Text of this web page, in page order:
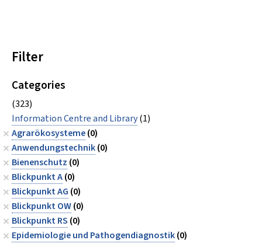
Filter
Categories
(323)
Information Centre and Library(1)
Agrarökosysteme(0)
Anwendungstechnik(0)
Bienenschutz (0)
Blickpunkt A(0)
Blickpunkt AG (0)
Blickpunkt OW(0)
Blickpunkt RS (0)
Epidemiologie und Pathogendiagnostik(0)